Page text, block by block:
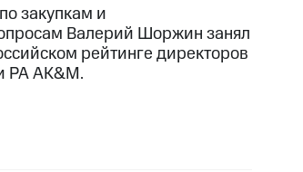
закупкам и
Валерий Шоржин занял
рейтинге директоров
РА AK&M.